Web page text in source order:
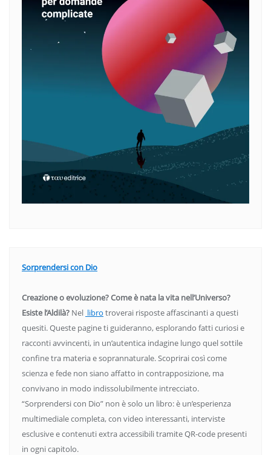
Sorprendersi con Dio
Creazione o evoluzione? Come è nata la vita nell’Universo?
Esiste l’Aldilà? Nel libro troverai risposte affascinanti a questi
quesiti. Queste pagine ti guideranno, esplorando fatti curiosi e
racconti avvincenti, in un’autentica indagine lungo quel sottile
confine tra materia e soprannaturale. Scoprirai così come
scienza e fede non siano affatto in contrapposizione, ma
convivano in modo indissolubilmente intrecciato.
“Sorprendersi con Dio” non è solo un libro: è un’esperienza
multimediale completa, con video interessanti, interviste
esclusive e contenuti extra accessibili tramite QR-code presenti
in ogni capitolo.